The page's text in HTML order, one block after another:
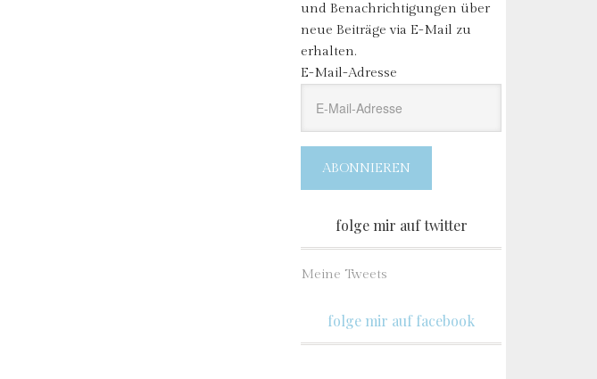
und Benachrichtigungen über
neue Beiträge via E-Mail zu
erhalten.
E-Mail-Adresse
ABONNIEREN
folge mir auf twitter
Meine Tweets
folge mir auf facebook